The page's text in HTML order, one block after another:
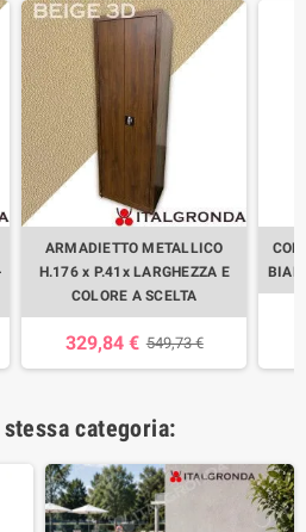
ARMADIETTO METALLICO
H.176 x P.41x LARGHEZZA E
COLORE A SCELTA
329,84 € 549,73 €
categoria: